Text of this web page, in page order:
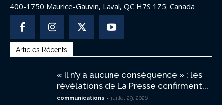
400-1750 Maurice-Gauvin, Laval, QC H7S 1Z5, Canada
Articles Récents
« Il n’y a aucune conséquence » : les
révélations de La Presse confirment...
communications - juillet 29, 2026